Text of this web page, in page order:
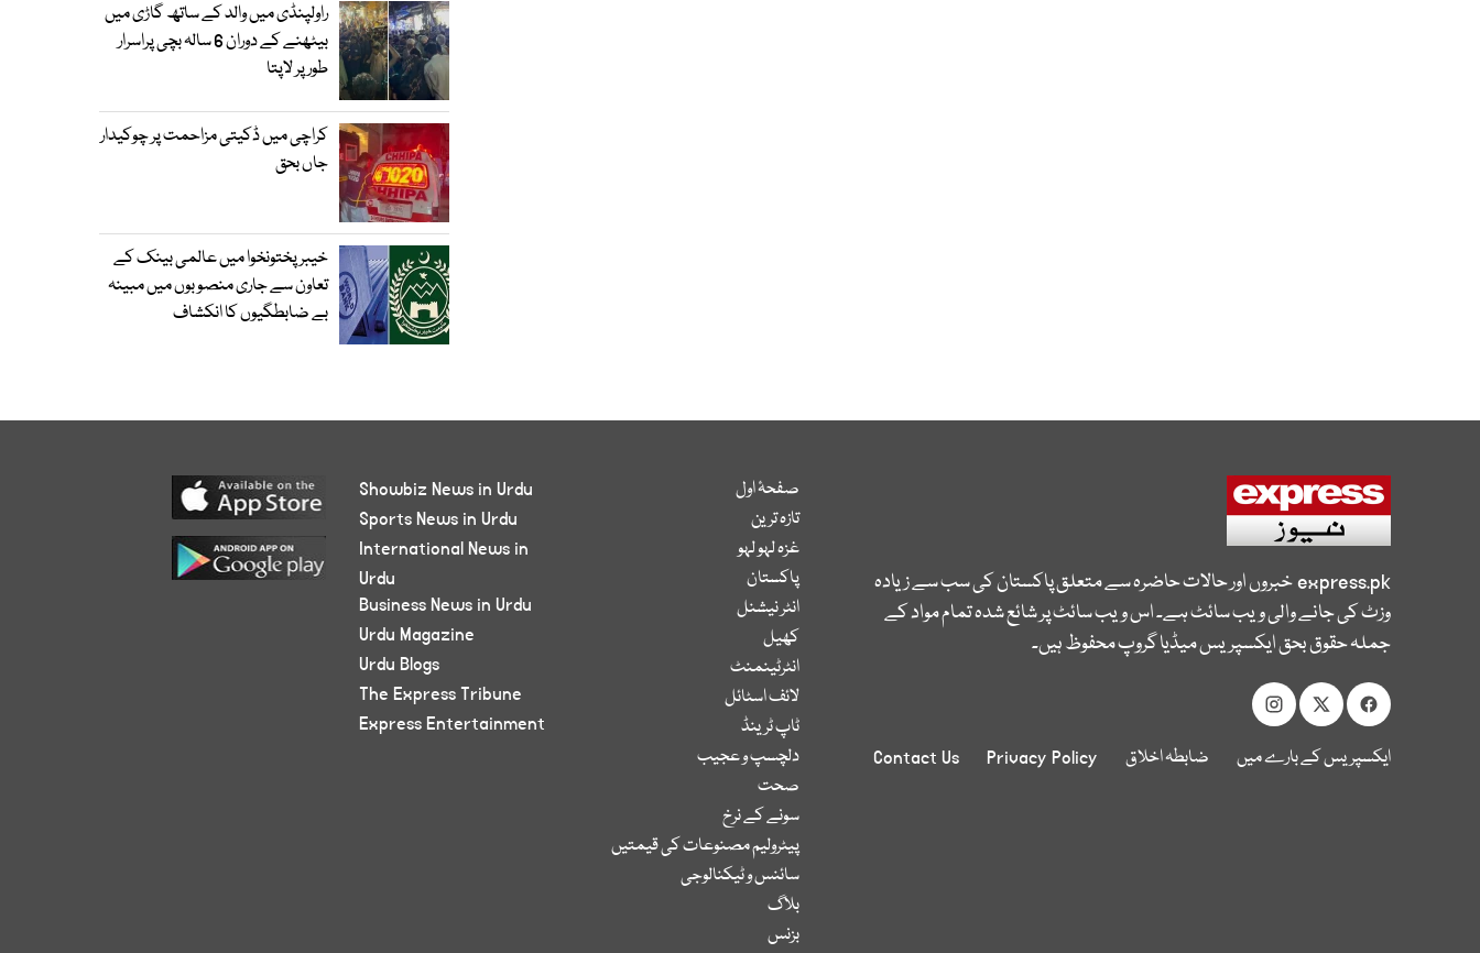
راولپنڈی میں والد کے ساتھ گاڑی میں
بیٹھنے کے دوران 6 سالہ بچی پراسرار
طور پر لاپتا
کراچی میں ڈکیتی مزاحمت پر چوکیدار
جاں بحق
خیبرپختونخوا میں عالمی بینک کے
تعاون سے جاری منصوبوں میں مبینہ
بے ضابطگیوں کا انکشاف
express.pkخبروں اور حالات حاضرہ سے متعلق پاکستان کی سب سے زیادہ
وزٹ کی جانے والی ویب سائٹ ہے۔ اس ویب سائٹ پر شائع شدہ تمام مواد کے
جملہ حقوق بحق ایکسپریس میڈیا گروپ محفوظ ہیں۔
ایکسپریس کے بارے میں ضابطہ اخلاق Privacy Policy
Contact Us
صفحۂ اول
تازہ ترین
غزہ لہو لہو
پاکستان
انٹر نیشنل
کھیل
انٹرٹینمنٹ
لائف اسٹائل
ٹاپ ٹرینڈ
دلچسپ و عجیب
صحت
سونے کے نرخ
پیٹرولیم مصنوعات کی قیمتیں
سائنس و ٹیکنالوجی
بلاگ
بزنس
Showbiz News in Urdu
Sports News in Urdu
International News in
Urdu
Business News in Urdu
Urdu Magazine
Urdu Blogs
The Express Tribune
Express Entertainment